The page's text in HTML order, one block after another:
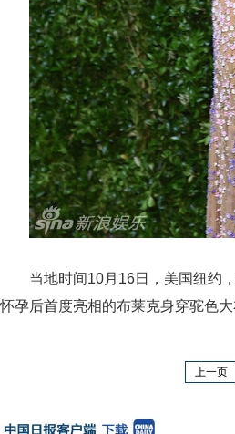
当地时间10月16日，美国纽约
怀孕后首度亮相的布莱克身穿驼色
上一页